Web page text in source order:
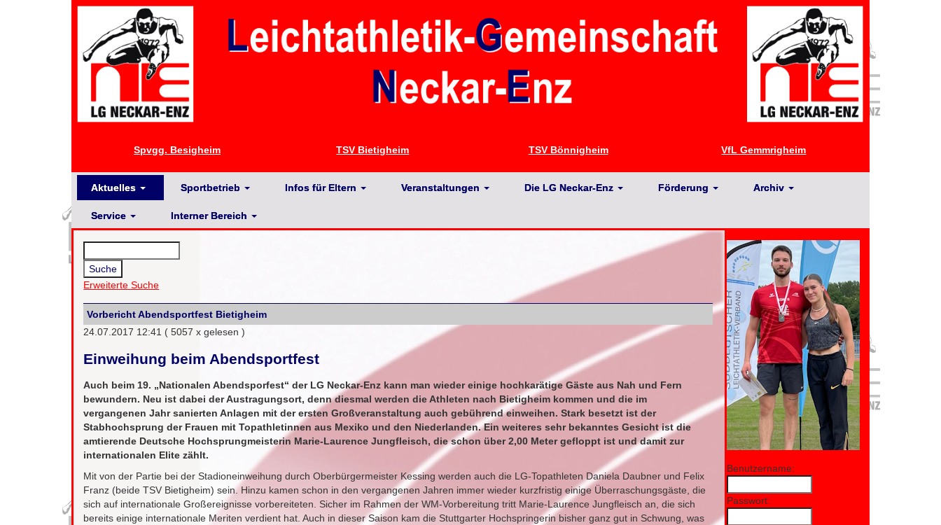
Spvgg. Besigheim TSV Bietigheim TSV Bönnigheim VfL Gemmrigheim
Aktuelles Sportbetrieb Infos für Eltern Veranstaltungen Die LG Neckar-Enz Förderung Archiv
Service Interner Bereich
Erweiterte Suche
Vorbericht Abendsportfest Bietigheim
24.07.2017 12:41 ( 5057 x gelesen )
Einweihung beim Abendsportfest
Auch beim 19. „Nationalen Abendsporfest“ der LG Neckar-Enz kann man wieder einige hochkarätige Gäste aus Nah und Fern
bewundern. Neu ist dabei der Austragungsort, denn diesmal werden die Athleten nach Bietigheim kommen und die im
vergangenen Jahr sanierten Anlagen mit der ersten Großveranstaltung auch gebührend einweihen. Stark besetzt ist der
Stabhochsprung der Frauen mit Topathletinnen aus Mexiko und den Niederlanden. Ein weiteres sehr bekanntes Gesicht ist die
amtierende Deutsche Hochsprungmeisterin Marie-Laurence Jungfleisch, die schon über 2,00 Meter gefloppt ist und damit zur
internationalen Elite zählt.
Mit von der Partie bei der Stadioneinweihung durch Oberbürgermeister Kessing werden auch die LG-Topathleten Daniela Daubner und Felix
Franz (beide TSV Bietigheim) sein. Hinzu kamen schon in den vergangenen Jahren immer wieder kurzfristig einige Überraschungsgäste, die
sich auf internationale Großereignisse vorbereiteten. Sicher im Rahmen der WM-Vorbereitung tritt Marie-Laurence Jungfleisch an, die sich
bereits einige internationale Meriten verdient hat. Auch in dieser Saison kam die Stuttgarter Hochspringerin bisher ganz gut in Schwung, was
Benutzername:
Passwort: